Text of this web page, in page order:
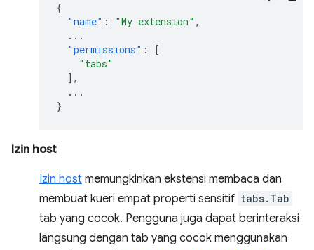
{
"name" : "My extension" ,
...
"permissions" :
[
"tabs"
],
...
}
Izin host
Izin host memungkinkan ekstensi membaca dan
membuat kueri empat properti sensitif tabs.Tab
tab yang cocok. Pengguna juga dapat berinteraksi
langsung dengan tab yang cocok menggunakan